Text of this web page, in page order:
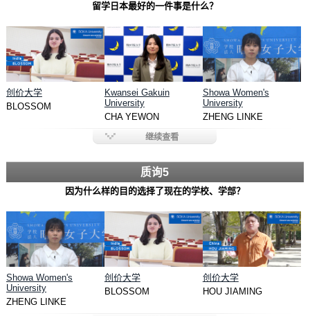
留学日本最好的一件事是什么？
创价大学
BLOSSOM
Kwansei Gakuin
University
CHA YEWON
Showa Women's
University
ZHENG LINKE
继续查看
质询5
因为什么样的目的选择了现在的学校、学部？
Showa Women's
University
ZHENG LINKE
创价大学
BLOSSOM
创价大学
HOU JIAMING